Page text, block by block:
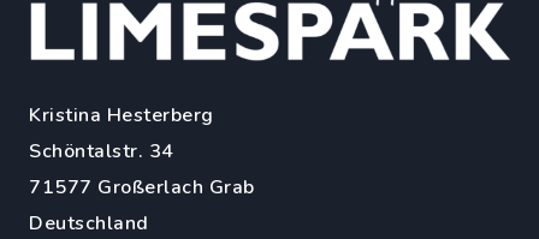
Kristina Hesterberg
Schöntalstr. 34
71577 Großerlach Grab
Deutschland